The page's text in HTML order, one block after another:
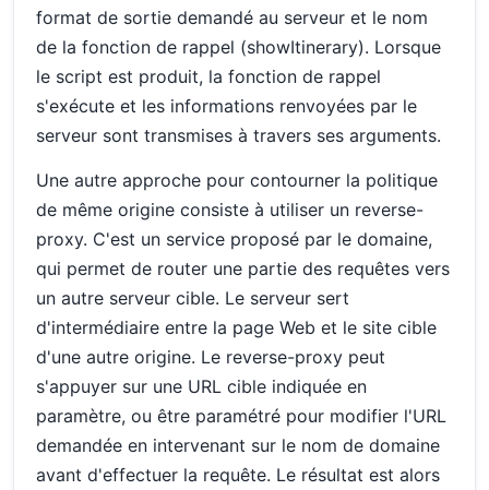
format de sortie demandé au serveur et le nom
de la fonction de rappel (showItinerary). Lorsque
le script est produit, la fonction de rappel
s'exécute et les informations renvoyées par le
serveur sont transmises à travers ses arguments.
Une autre approche pour contourner la politique
de même origine consiste à utiliser un reverse-
proxy. C'est un service proposé par le domaine,
qui permet de router une partie des requêtes vers
un autre serveur cible. Le serveur sert
d'intermédiaire entre la page Web et le site cible
d'une autre origine. Le reverse-proxy peut
s'appuyer sur une URL cible indiquée en
paramètre, ou être paramétré pour modifier l'URL
demandée en intervenant sur le nom de domaine
avant d'effectuer la requête. Le résultat est alors